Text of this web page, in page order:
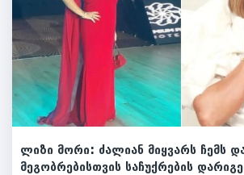
ლიზი მორი: ძალიან მიყვარს ჩემს
მეგობრებისთვის საჩუქრების